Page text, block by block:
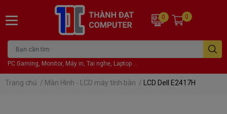
PC Gaming, Monitor, Máy in, Tai nghe, Laptop ...
0 0
Trang chủ / Màn Hình - LCD máy tính bàn / LCD Dell E2417H